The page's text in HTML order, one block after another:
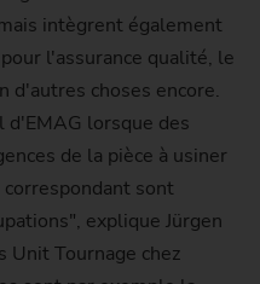
intègrent également
l'assurance qualité, le
d'autres choses encore.
lorsque des
de la pièce à usiner
sont
explique Jürgen
Unit Tournage chez